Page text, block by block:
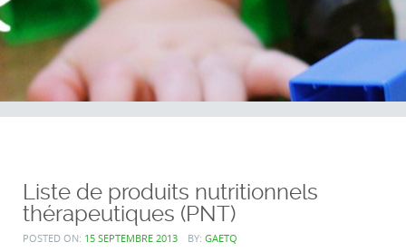
Liste de produits nutritionnels
thérapeutiques (PNT)
POSTED ON: 15 SEPTEMBRE 2013 BY: GAETQ